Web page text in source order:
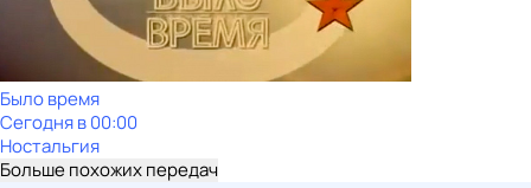
Было время
Сегодня в 00:00
Ностальгия
Больше похожих передач